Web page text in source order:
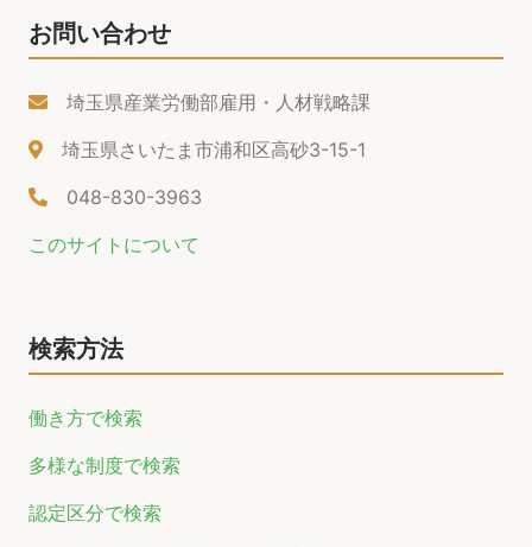
お問い合わせ
埼玉県産業労働部雇用・人材戦略課
埼玉県さいたま市浦和区高砂3-15-1
048-830-3963
このサイトについて
検索方法
働き方で検索
多様な制度で検索
認定区分で検索